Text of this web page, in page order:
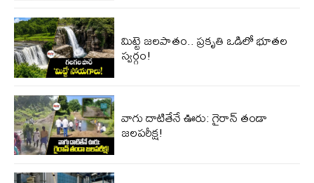
మిట్టె జలపాతం.. ప్రకృతి ఒడిలో భూతల
స్వర్గం!
వాగు దాటితేనే ఊరు: గైరాన్ తండా
జలపరీక్ష!